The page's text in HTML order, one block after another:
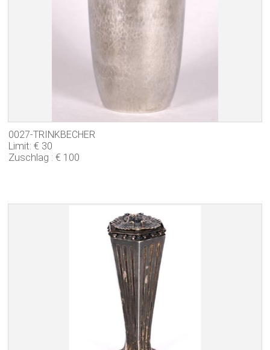
0027-TRINKBECHER
Limit: € 30
Zuschlag : € 100